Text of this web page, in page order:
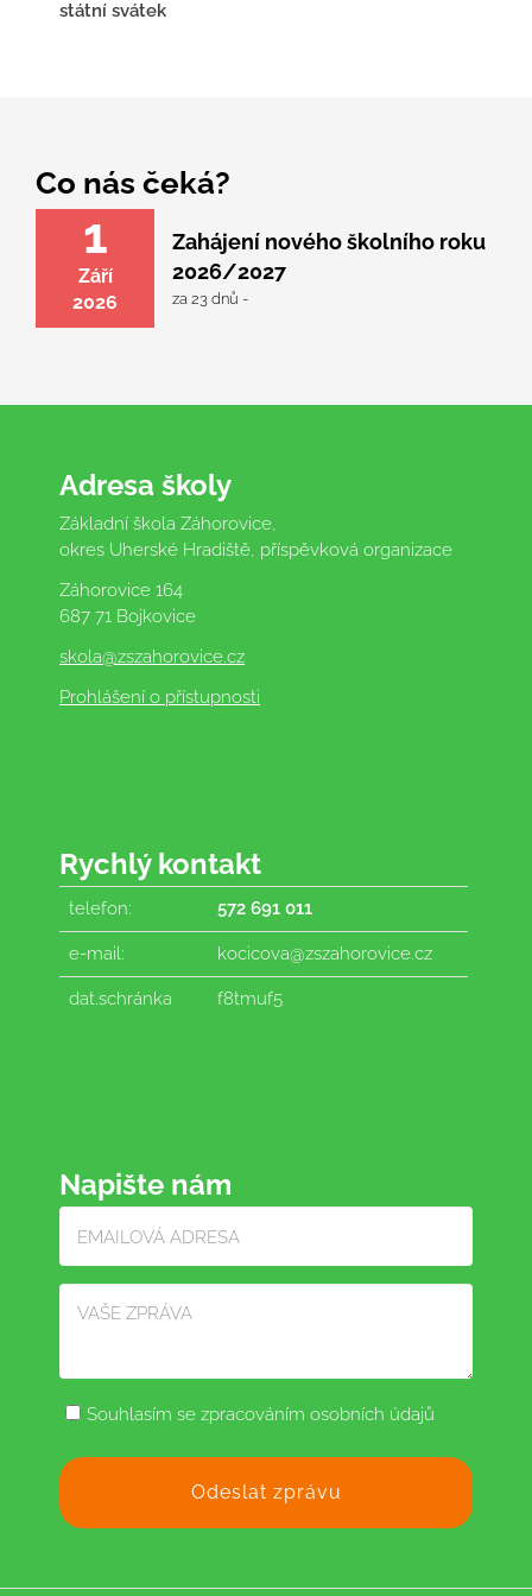
státní svátek
Co nás čeká?
1
Září
2026
Zahájení nového školního roku
2026/2027
za 23 dnů -
Adresa školy
Základní škola Záhorovice,
okres Uherské Hradiště, příspěvková organizace
Záhorovice 164
687 71 Bojkovice
skola@zszahorovice.cz
Prohlášení o přístupnosti
Rychlý kontakt
telefon: 572 691 011
e-mail: kocicova@zszahorovice.cz
dat.schránka f8tmuf5
Napište nám
Souhlasím se zpracováním osobních údajů